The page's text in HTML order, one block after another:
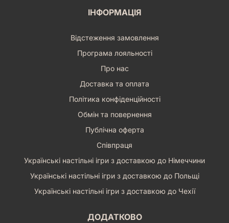
ІНФОРМАЦІЯ
Відстеження замовлення
Програма лояльності
Про нас
Доставка та оплата
Політика конфіденційності
Обмін та повернення
Публічна оферта
Співпраця
Українські настільні ігри з доставкою до Німеччини
Українські настільні ігри з доставкою до Польщі
Українські настільні ігри з доставкою до Чехії
ДОДАТКОВО